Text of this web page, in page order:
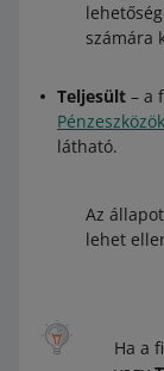
számára
Teljesült – a
látható.
Az
lehet
Ha a